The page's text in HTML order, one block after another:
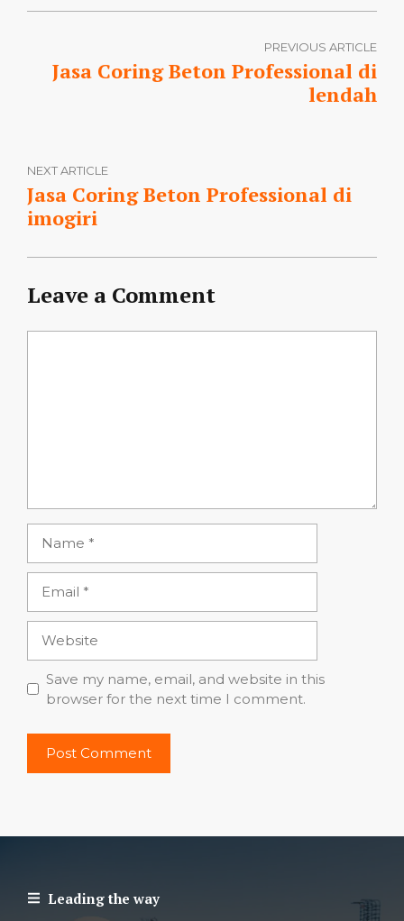
PREVIOUS ARTICLE
Jasa Coring Beton Professional di
lendah
NEXT ARTICLE
Jasa Coring Beton Professional di
imogiri
Leave a Comment
Save my name, email, and website in this
browser for the next time I comment.
Leading the way